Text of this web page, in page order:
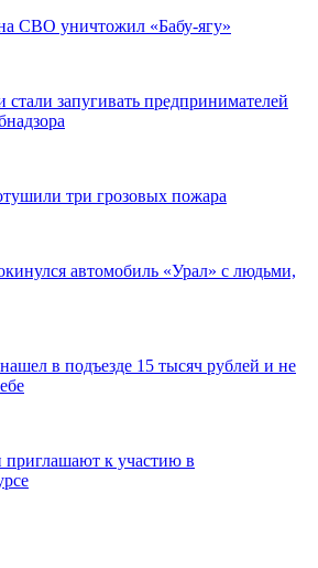
СВО уничтожил «Бабу-ягу»
запугивать предпринимателей
три грозовых пожара
автомобиль «Урал» с людьми,
в подъезде 15 тысяч рублей и не
к участию в